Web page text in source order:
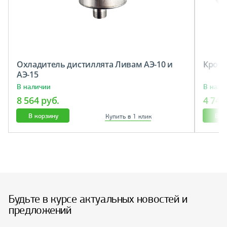
Охладитель дистиллята Ливам АЭ-10 и
АЭ-15
В наличии
8 564 руб.
В корзину Купить в 1 клик
В
4
В
Будьте в курсе актуальных новостей и
предложений